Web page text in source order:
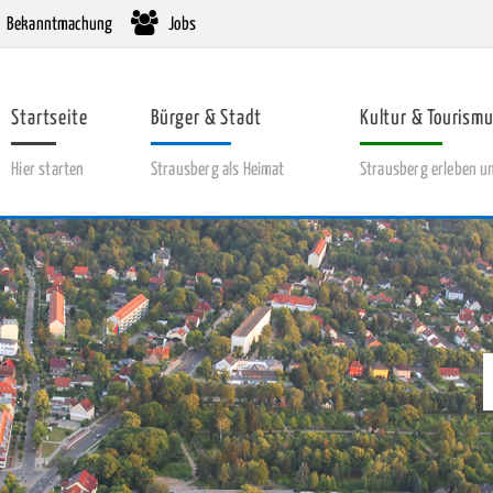
Bekanntmachung Jobs
StartseiteAnklicken
Aufklappen
Untermenüs
Hier starten
Bürger & Stadt
Aufklappen
Untermenüs
Strausberg als Heimat
Kultur &
Strausberg erleben